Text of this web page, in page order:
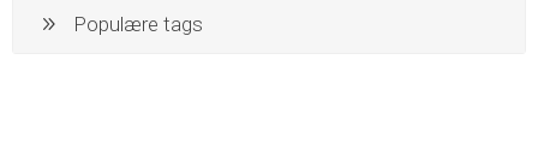
Populære tags